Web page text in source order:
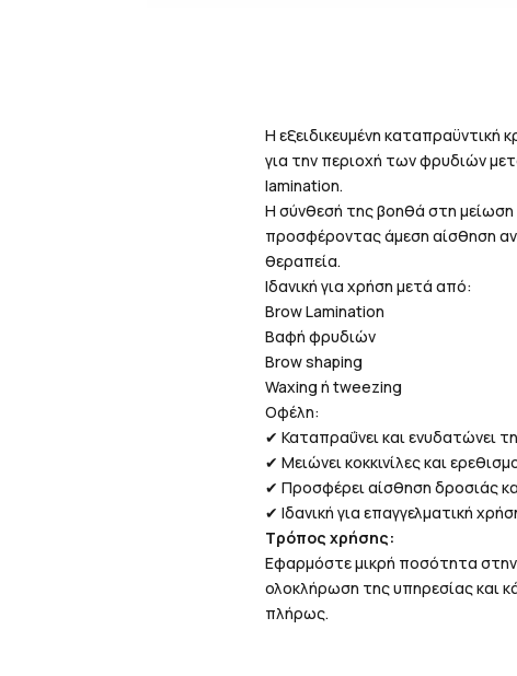
Η εξειδικευμένη καταπραϋντική
για την περιοχή των φρυδιών
lamination.
Η σύνθεσή της βοηθά στη
προσφέροντας άμεση αίσθηση
θεραπεία.
Ιδανική για χρήση μετά από:
Brow Lamination
Βαφή φρυδιών
Brow shaping
Waxing ή tweezing
Οφέλη:
✔ Καταπραΰνει και ενυδατώνει
✔ Μειώνει κοκκινίλες και
✔ Προσφέρει αίσθηση δροσιάς
✔ Ιδανική για επαγγελματική
Τρόπος χρήσης:
Εφαρμόστε μικρή ποσότητα
ολοκλήρωση της υπηρεσίας και
πλήρως.